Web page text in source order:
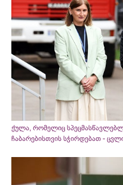
ქულა, რომელიც
ჩაბარებისთვის სჭირდებათ -